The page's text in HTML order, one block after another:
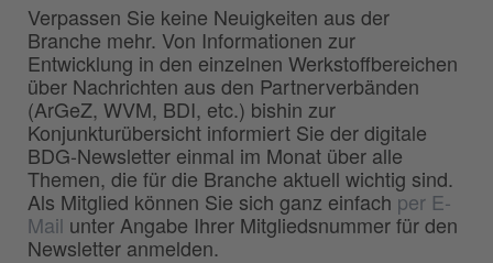
Verpassen Sie keine Neuigkeiten aus der
Branche mehr. Von Informationen zur
Entwicklung in den einzelnen Werkstoffbereichen
über Nachrichten aus den Partnerverbänden
(ArGeZ, WVM, BDI, etc.) bishin zur
Konjunkturübersicht informiert Sie der digitale
BDG-Newsletter einmal im Monat über alle
Themen, die für die Branche aktuell wichtig sind.
Als Mitglied können Sie sich ganz einfach per E-
Mail unter Angabe Ihrer Mitgliedsnummer für den
Newsletter anmelden.